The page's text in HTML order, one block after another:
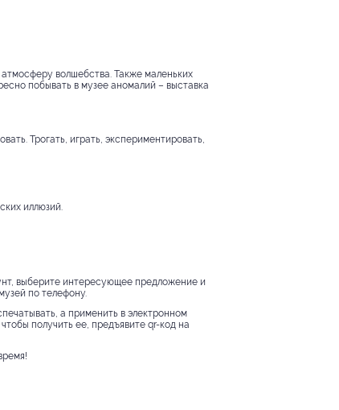
волшебства. Также маленьких
побывать в музее аномалий – выставка
Трогать, играть, экспериментировать,
иллюзий.
выберите интересующее предложение и
по телефону.
а применить в электронном
получить ее, предъявите qr-код на